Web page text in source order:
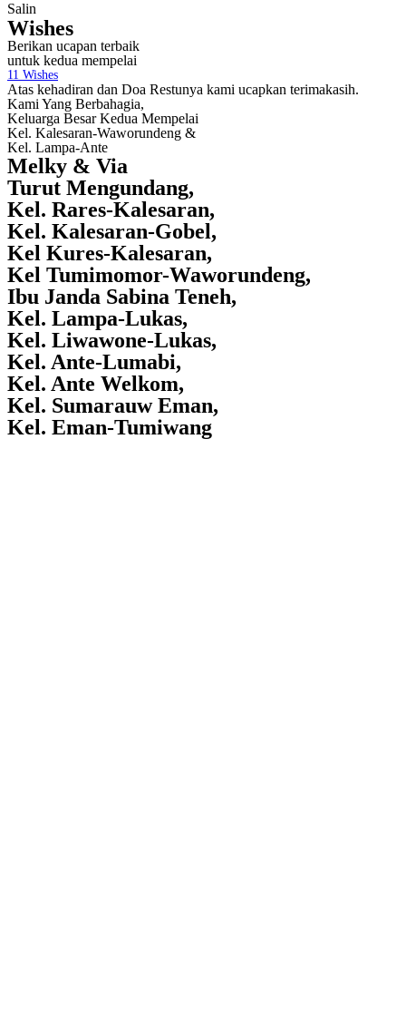
Salin
Wishes
Berikan ucapan terbaik
untuk kedua mempelai
11 Wishes
Atas kehadiran dan Doa Restunya kami ucapkan terimakasih.
Kami Yang Berbahagia,
Keluarga Besar Kedua Mempelai
Kel. Kalesaran-Waworundeng &
Kel. Lampa-Ante
Melky & Via
Turut Mengundang,
Kel. Rares-Kalesaran,
Kel. Kalesaran-Gobel,
Kel Kures-Kalesaran,
Kel Tumimomor-Waworundeng,
Ibu Janda Sabina Teneh,
Kel. Lampa-Lukas,
Kel. Liwawone-Lukas,
Kel. Ante-Lumabi,
Kel. Ante Welkom,
Kel. Sumarauw Eman,
Kel. Eman-Tumiwang